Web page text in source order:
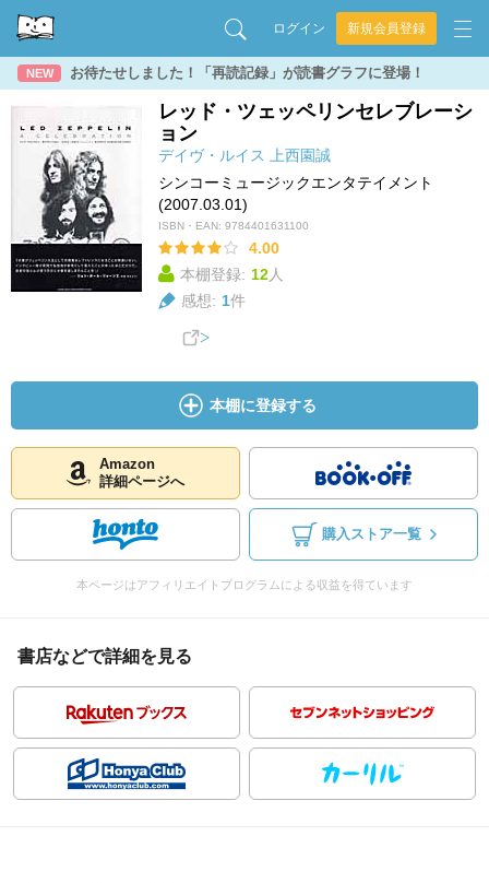
ログイン 新規会員登録
NEW お待たせしました！「再読記録」が読書グラフに登場！
レッド・ツェッペリンセレブレーシ
ョン
デイヴ・ルイス
上西園誠
シンコーミュージックエンタテイメント
(2007.03.01)
ISBN・EAN: 9784401631100
4.00
本棚登録: 12人
感想: 1件
本棚に登録する
Amazon
詳細ページへ
購入ストア一覧
本ページはアフィリエイトプログラムによる収益を得ています
書店などで詳細を見る